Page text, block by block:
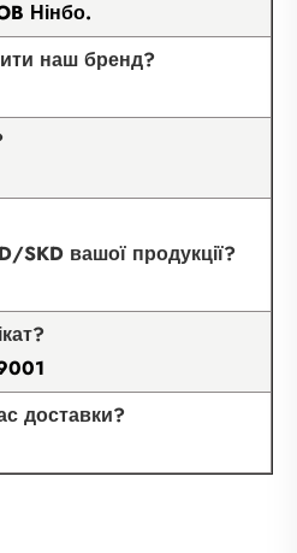
Нінбо.
наш бренд?
SKD вашої продукції?
доставки?